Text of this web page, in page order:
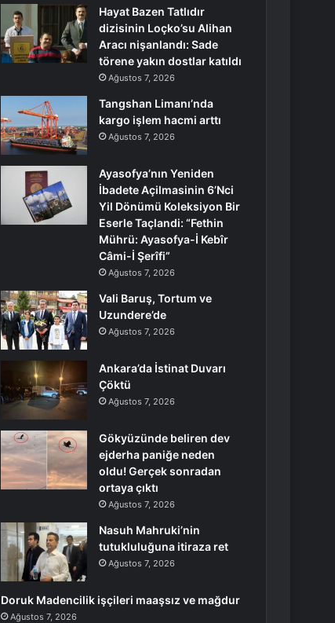
Hayat Bazen Tatlıdır
dizisinin Loçko’su Alihan
Aracı nişanlandı: Sade
törene yakın dostlar katıldı
Ağustos 7, 2026
Tangshan Limanı’nda
kargo işlem hacmi arttı
Ağustos 7, 2026
Ayasofya’nın Yeniden
İbadete Açilmasinin 6’Nci
Yil Dönümü Koleksiyon Bir
Eserle Taçlandi: “Fethin
Mührü: Ayasofya-İ Kebîr
Câmi-İ Şerîfi”
Ağustos 7, 2026
Vali Baruş, Tortum ve
Uzundere’de
Ağustos 7, 2026
Ankara’da İstinat Duvarı
Çöktü
Ağustos 7, 2026
Gökyüzünde beliren dev
ejderha paniğe neden
oldu! Gerçek sonradan
ortaya çıktı
Ağustos 7, 2026
Nasuh Mahruki’nin
tutukluluğuna itiraza ret
Ağustos 7, 2026
Doruk Madencilik işçileri maaşsız ve mağdur
Ağustos 7, 2026